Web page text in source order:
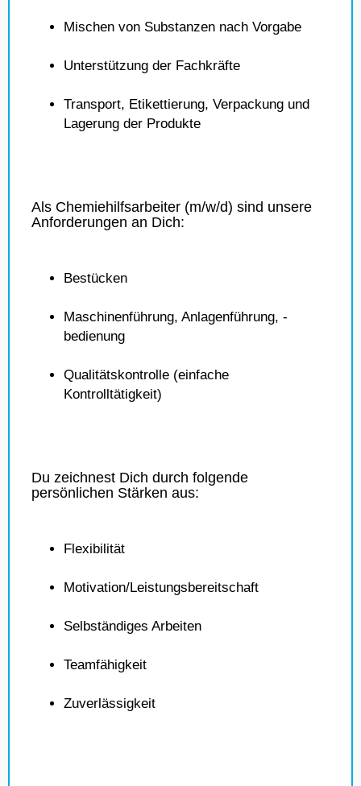
Mischen von Substanzen nach Vorgabe
Unterstützung der Fachkräfte
Transport, Etikettierung, Verpackung und
Lagerung der Produkte
Als Chemiehilfsarbeiter (m/w/d) sind unsere
Anforderungen an Dich:
Bestücken
Maschinenführung, Anlagenführung, -
bedienung
Qualitätskontrolle (einfache
Kontrolltätigkeit)
Du zeichnest Dich durch folgende
persönlichen Stärken aus:
Flexibilität
Motivation/Leistungsbereitschaft
Selbständiges Arbeiten
Teamfähigkeit
Zuverlässigkeit